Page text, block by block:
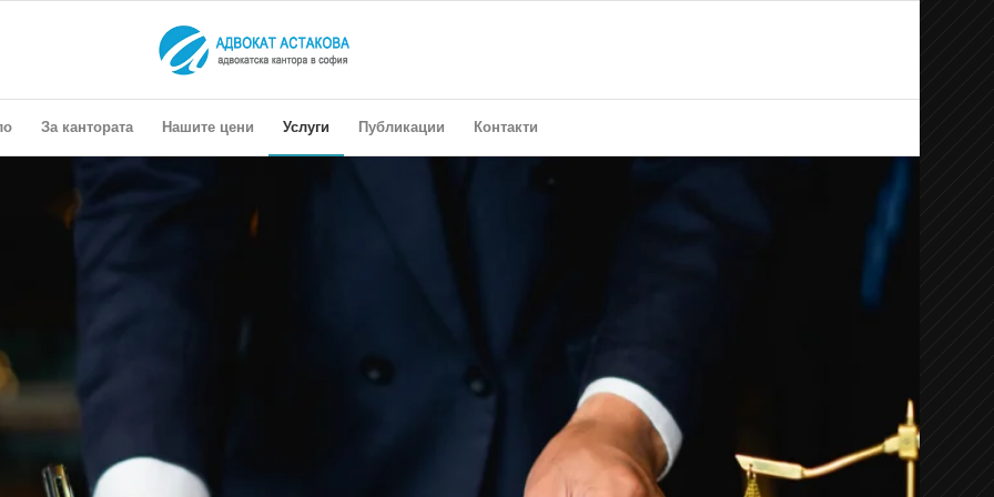
За кантората Нашите цени Услуги Публикации Контакти